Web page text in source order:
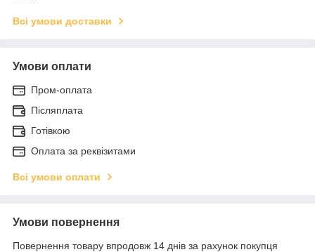
Всі умови доставки
Умови оплати
Пром-оплата
Післяплата
Готівкою
Оплата за реквізитами
Всі умови оплати
Умови повернення
Повернення товару впродовж 14 днів за рахунок покупця